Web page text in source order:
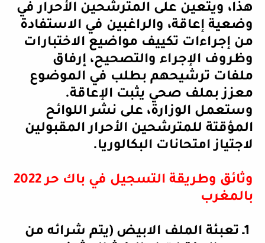
هذا، ويتعين على المترشحين الأحرار في
وضعية إعاقة، والراغبين في الاستفادة
من إجراءات تكييف مواضيع الاختبارات
وظروف الإجراء والتصحيح، إرفاق
ملفات ترشيحهم بطلب في الموضوع
معزز بملف صحي يثبت الإعاقة.
وستعمل الوزارة، على نشر اللوائح
المؤقتة للمترشحين الأحرار المقبولين
لاجتياز امتحانات البكالوريا.
وثائق وطريقة التسجيل في باك حر 2022
بالمغرب
1ـ تعبئة الملف الابيض (يتم شرائه من